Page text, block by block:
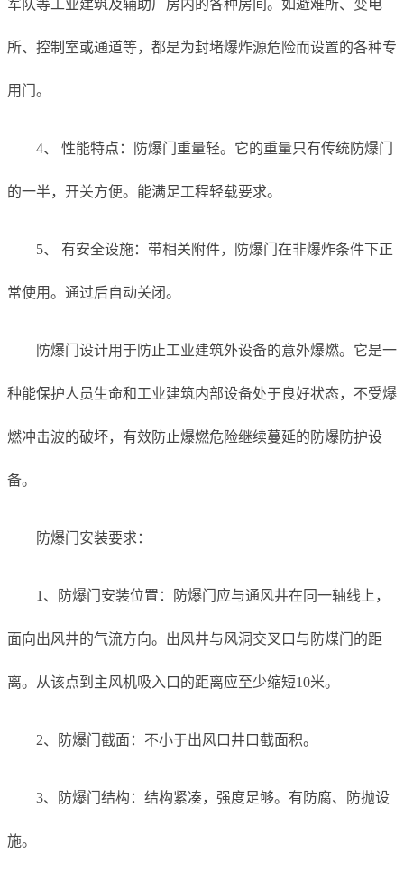
军队等工业建筑及辅助厂房内的各种房间。如避难所、变电
所、控制室或通道等，都是为封堵爆炸源危险而设置的各种专
用门。
4、 性能特点：防爆门重量轻。它的重量只有传统防爆门
的一半，开关方便。能满足工程轻载要求。
5、 有安全设施：带相关附件，防爆门在非爆炸条件下正
常使用。通过后自动关闭。
防爆门设计用于防止工业建筑外设备的意外爆燃。它是一
种能保护人员生命和工业建筑内部设备处于良好状态，不受爆
燃冲击波的破坏，有效防止爆燃危险继续蔓延的防爆防护设
备。
防爆门安装要求：
1、防爆门安装位置：防爆门应与通风井在同一轴线上，
面向出风井的气流方向。出风井与风洞交叉口与防煤门的距
离。从该点到主风机吸入口的距离应至少缩短10米。
2、防爆门截面：不小于出风口井口截面积。
3、防爆门结构：结构紧凑，强度足够。有防腐、防抛设
施。